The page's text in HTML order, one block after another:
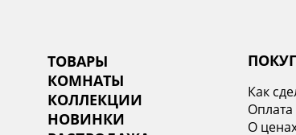
ТОВАРЫ
КОМНАТЫ